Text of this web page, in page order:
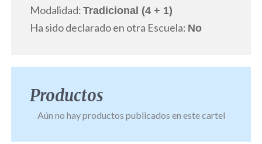
Modalidad: Tradicional (4 + 1)
Ha sido declarado en otra Escuela: No
Productos
Aún no hay productos publicados en este cartel